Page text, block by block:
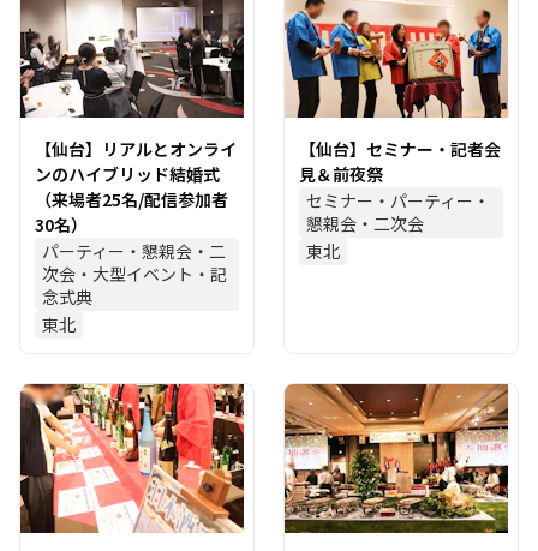
【仙台】リアルとオンライ
ンのハイブリッド結婚式
（来場者25名/配信参加者
30名）
パーティー・懇親会・二
次会・大型イベント・記
念式典
東北
【仙台】セミナー・記者会
見＆前夜祭
セミナー・パーティー・
懇親会・二次会
東北